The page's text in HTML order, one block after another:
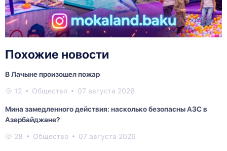
Похожие новости
В Лачыне произошел пожар
12 Общество 07 августа 2026
Мина замедленного действия: насколько безопасны АЗС в
Азербайджане?
28 Общество 07 августа 2026